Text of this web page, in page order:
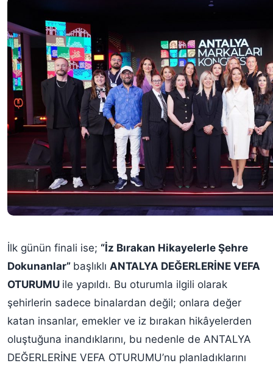
İlk günün finali ise; “İz Bırakan Hikayelerle Şehre
Dokunanlar” başlıklı ANTALYA DEĞERLERİNE VEFA
OTURUMU ile yapıldı. Bu oturumla ilgili olarak
şehirlerin sadece binalardan değil; onlara değer
katan insanlar, emekler ve iz bırakan hikâyelerden
oluştuğuna inandıklarını, bu nedenle de ANTALYA
DEĞERLERİNE VEFA OTURUMU’nu planladıklarını